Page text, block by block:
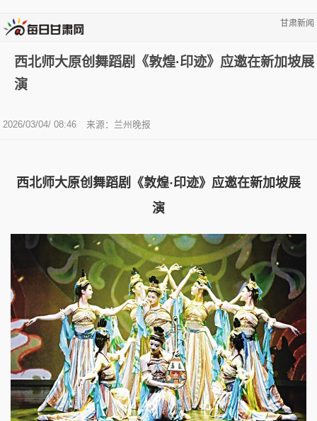
甘肃新闻
西北师大原创舞蹈剧《敦煌·印迹》应邀在新加坡展
演
2026/03/04/ 08:46 来源：兰州晚报
西北师大原创舞蹈剧《敦煌·印迹》应邀在新加坡展
演